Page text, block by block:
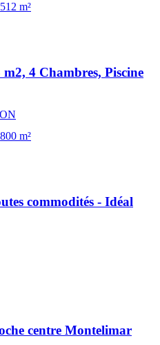
512 m²
4 Chambres, Piscine
800 m²
commodités - Idéal
centre Montelimar